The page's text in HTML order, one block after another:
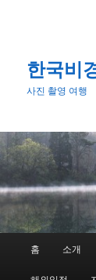
어
넘
기
한국비
사진 촬영 여행
홈 소개